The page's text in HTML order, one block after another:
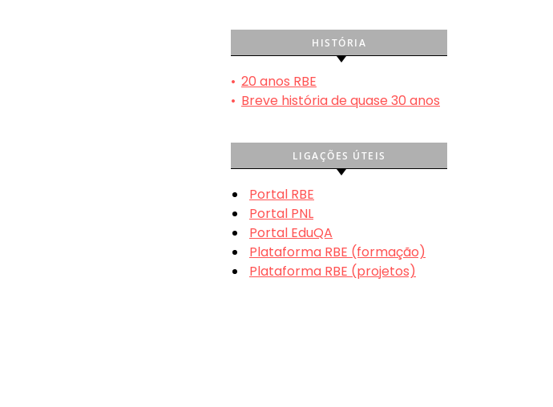
HISTÓRIA
• 20 anos RBE
• Breve história de quase 30 anos
LIGAÇÕES ÚTEIS
Portal RBE
Portal PNL
Portal EduQA
Plataforma RBE (formação)
Plataforma RBE (projetos)